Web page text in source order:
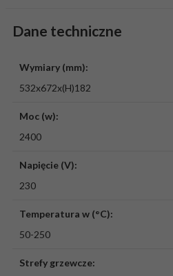
Dane techniczne
Wymiary (mm):
532x672x(H)182
Moc (w):
2400
Napięcie (V):
230
Temperatura w (°C):
50-250
Strefy grzewcze: